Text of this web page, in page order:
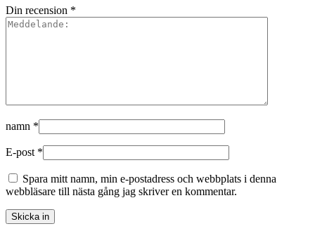
Din recension *
namn *
E-post *
Spara mitt namn, min e-postadress och webbplats i denna
webbläsare till nästa gång jag skriver en kommentar.